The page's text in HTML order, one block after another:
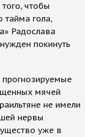
чтобы
тайма гола,
Радослава
покинуть
прогнозируемые
мячей
не имели
нервы
уже в